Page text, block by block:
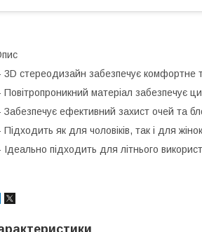
3D стереодизайн забезпечує комфортне
Повітропроникний матеріал забезпечує
Забезпечує ефективний захист очей та
Підходить як для чоловіків, так і для жінок
Ідеально підходить для літнього